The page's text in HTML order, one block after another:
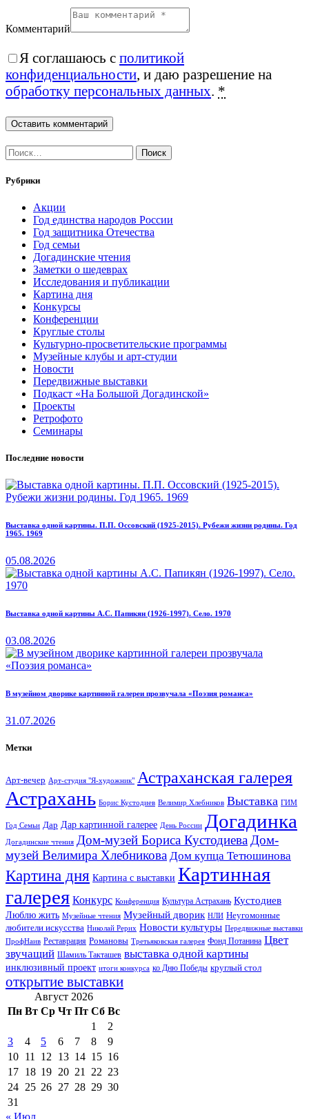
Комментарий
Я соглашаюсь с политикой
конфиденциальности, и даю разрешение на
обработку персональных данных. *
Найти:
Рубрики
Акции
Год единства народов России
Год защитника Отечества
Год семьи
Догадинские чтения
Заметки о шедеврах
Исследования и публикации
Картина дня
Конкурсы
Конференции
Круглые столы
Культурно-просветительские программы
Музейные клубы и арт-студии
Новости
Передвижные выставки
Подкаст «На Большой Догадинской»
Проекты
Ретрофото
Семинары
Последние новости
Выставка одной картины. П.П. Оссовский (1925-2015). Рубежи жизни родины. Год
1965. 1969
05.08.2026
Выставка одной картины А.С. Папикян (1926-1997). Село. 1970
03.08.2026
В музейном дворике картинной галереи прозвучала «Поэзия романса»
31.07.2026
Метки
Арт-вечер Арт-студия "Я-художник" Астраханская галерея
Астрахань Борис Кустодиев Велимир Хлебников Выставка ГИМ
Год Семьи Дар Дар картинной галерее День России Догадинка
Догадинские чтения Дом-музей Бориса КустодиеваДом-
музей Велимира Хлебникова Дом купца Тетюшинова
Картина дня Картина с выставки Картинная
галерея Конкурс Конференция Культура Астрахань Кустодиев
Люблю жить Музейные чтения Музейный дворик НЛИ Неугомонные
любители искусства Николай Рерих Новости культуры Передвижные выставки
ПрофНаив Реставрация Романовы Третьяковская галерея Фонд Потанина Цвет
звучащий Шамиль Такташев выставка одной картины
инклюзивный проект итоги конкурса ко Дню Победы круглый стол
открытие выставки
Август 2026
Пн Вт Ср Чт Пт Сб Вс
1
2
3
4 5 6 7 8
9
10 11 12 13 14 15 16
17 18 19 20 21 22 23
24 25 26 27 28 29 30
31